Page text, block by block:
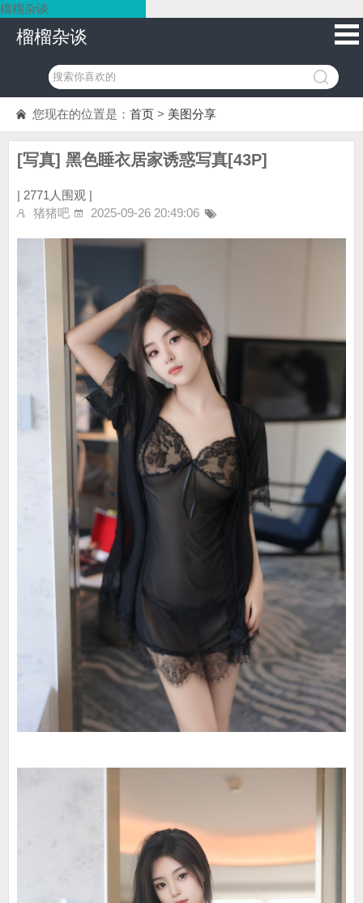
榴榴杂谈
榴榴杂谈
您现在的位置是： 首页 > 美图分享
[写真] 黑色睡衣居家诱惑写真[43P]
| 2771人围观 |
猪猪吧
2025-09-26 20:49:06